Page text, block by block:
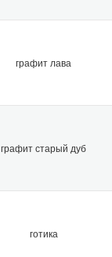
графит лава
графит старый дуб
готика